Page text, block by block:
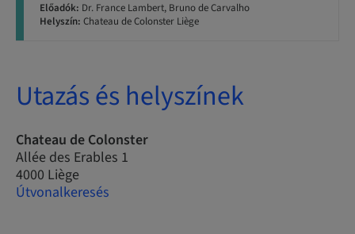
Előadók: Dr. France Lambert, Bruno de Carvalho
Helyszín: Chateau de Colonster Liège
Utazás és helyszínek
Chateau de Colonster
Allée des Erables 1
4000 Liège
Útvonalkeresés